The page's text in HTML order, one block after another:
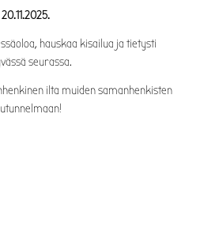
hauskaa kisailua ja tietysti
seurassa.
ilta muiden samanhenkisten